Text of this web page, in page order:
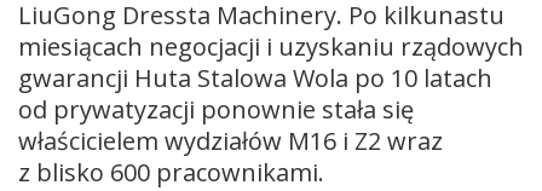
LiuGong Dressta Machinery. Po kilkunastu
miesiącach negocjacji i uzyskaniu rządowych
gwarancji Huta Stalowa Wola po 10 latach
od prywatyzacji ponownie stała się
właścicielem wydziałów M16 i Z2 wraz
z blisko 600 pracownikami.